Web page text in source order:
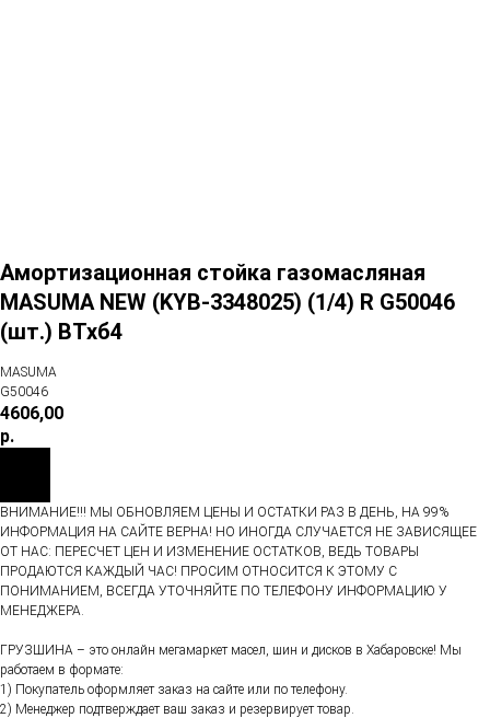
Амортизационная стойка газомасляная
MASUMA NEW (KYB-3348025) (1/4) R G50046
(шт.) ВТхб4
MASUMA
G50046
4606,00
р.
ВНИМАНИЕ!!! МЫ ОБНОВЛЯЕМ ЦЕНЫ И ОСТАТКИ РАЗ В ДЕНЬ, НА 99%
ИНФОРМАЦИЯ НА САЙТЕ ВЕРНА! НО ИНОГДА СЛУЧАЕТСЯ НЕ ЗАВИСЯЩЕЕ
ОТ НАС: ПЕРЕСЧЕТ ЦЕН И ИЗМЕНЕНИЕ ОСТАТКОВ, ВЕДЬ ТОВАРЫ
ПРОДАЮТСЯ КАЖДЫЙ ЧАС! ПРОСИМ ОТНОСИТСЯ К ЭТОМУ С
ПОНИМАНИЕМ, ВСЕГДА УТОЧНЯЙТЕ ПО ТЕЛЕФОНУ ИНФОРМАЦИЮ У
МЕНЕДЖЕРА.
ГРУЗШИНА – это онлайн мегамаркет масел, шин и дисков в Хабаровске! Мы
работаем в формате:
1) Покупатель оформляет заказ на сайте или по телефону.
2) Менеджер подтверждает ваш заказ и резервирует товар.